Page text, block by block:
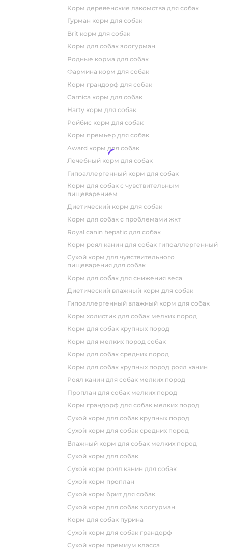
корм деревенские лакомства для собак
гурман корм для собак
brit корм для собак
корм для собак зоогурман
родные корма для собак
фармина корм для собак
корм грандорф для собак
carnica корм для собак
harty корм для собак
ройбис корм для собак
корм премьер для собак
award корм для собак
лечебный корм для собак
гипоаллергенный корм для собак
корм для собак с чувствительным
пищеварением
диетический корм для собак
корм для собак с проблемами жкт
royal canin hepatic для собак
корм роял канин для собак гипоаллергенный
сухой корм для чувствительного
пищеварения для собак
корм для собак для снижения веса
диетический влажный корм для собак
гипоаллергенный влажный корм для собак
корм холистик для собак мелких пород
корм для собак крупных пород
корм для мелких пород собак
корм для собак средних пород
корм для собак крупных пород роял канин
роял канин для собак мелких пород
проплан для собак мелких пород
корм грандорф для собак мелких пород
сухой корм для собак крупных пород
сухой корм для собак средних пород
влажный корм для собак мелких пород
сухой корм для собак
сухой корм роял канин для собак
сухой корм проплан
сухой корм брит для собак
сухой корм для собак зоогурман
корм для собак пурина
сухой корм для собак грандорф
сухой корм премиум класса